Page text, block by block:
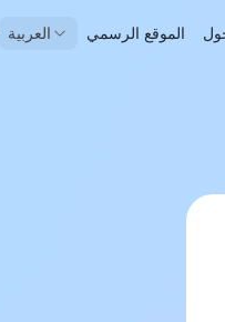
العربية الموقع الرسمي